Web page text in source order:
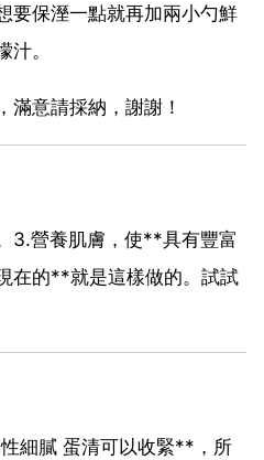
要保溼一點就再加兩小勺鮮
。
滿意請採納，謝謝！
3.營養肌膚，使**具有豐富
在的**就是這樣做的。試試
細膩 蛋清可以收緊**，所